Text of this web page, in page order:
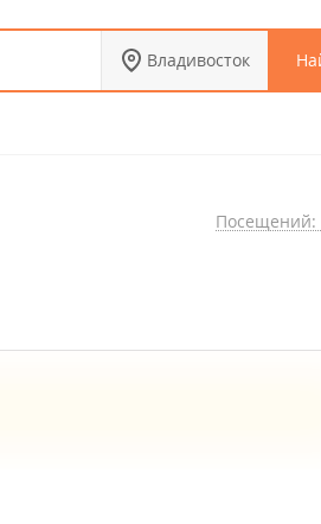
Владивосток
Посещений: